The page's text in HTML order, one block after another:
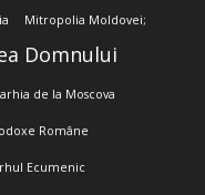
Mitropolia Moldovei;
Domnului
de la Moscova
Române
Ecumenic